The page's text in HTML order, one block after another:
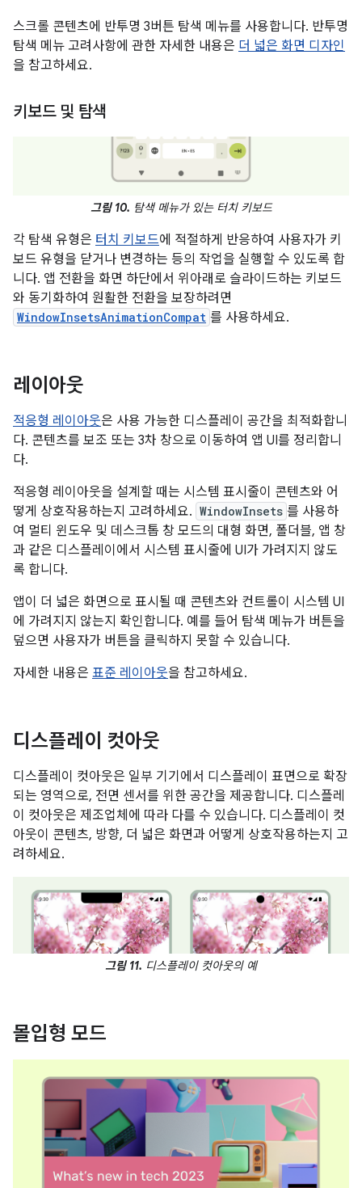
스크롤 콘텐츠에 반투명 3버튼 탐색 메뉴를 사용합니다. 반투명
탐색 메뉴 고려사항에 관한 자세한 내용은 더 넓은 화면 디자인
을 참고하세요.
키보드 및 탐색
그림 10. 탐색 메뉴가 있는 터치 키보드
각 탐색 유형은 터치 키보드에 적절하게 반응하여 사용자가 키
보드 유형을 닫거나 변경하는 등의 작업을 실행할 수 있도록 합
니다. 앱 전환을 화면 하단에서 위아래로 슬라이드하는 키보드
와 동기화하여 원활한 전환을 보장하려면
WindowInsetsAnimationCompat 를 사용하세요.
레이아웃
적응형 레이아웃은 사용 가능한 디스플레이 공간을 최적화합니
다. 콘텐츠를 보조 또는 3차 창으로 이동하여 앱 UI를 정리합니
다.
적응형 레이아웃을 설계할 때는 시스템 표시줄이 콘텐츠와 어
떻게 상호작용하는지 고려하세요. WindowInsets 를 사용하
여 멀티 윈도우 및 데스크톱 창 모드의 대형 화면, 폴더블, 앱 창
과 같은 디스플레이에서 시스템 표시줄에 UI가 가려지지 않도
록 합니다.
앱이 더 넓은 화면으로 표시될 때 콘텐츠와 컨트롤이 시스템 UI
에 가려지지 않는지 확인합니다. 예를 들어 탐색 메뉴가 버튼을
덮으면 사용자가 버튼을 클릭하지 못할 수 있습니다.
자세한 내용은 표준 레이아웃을 참고하세요.
디스플레이 컷아웃
디스플레이 컷아웃은 일부 기기에서 디스플레이 표면으로 확장
되는 영역으로, 전면 센서를 위한 공간을 제공합니다. 디스플레
이 컷아웃은 제조업체에 따라 다를 수 있습니다. 디스플레이 컷
아웃이 콘텐츠, 방향, 더 넓은 화면과 어떻게 상호작용하는지 고
려하세요.
그림 11. 디스플레이 컷아웃의 예
몰입형 모드